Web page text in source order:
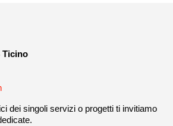
Ticino
dei singoli servizi o progetti ti invitiamo